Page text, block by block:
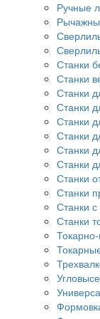
Ручные
Станки
Станки
Станки
Станки
Станки
Станки
Станки
Станки
Станки
Станки
Станки
Станки